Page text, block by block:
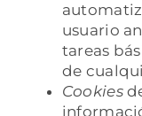
usuario
tareas
de
Cookies